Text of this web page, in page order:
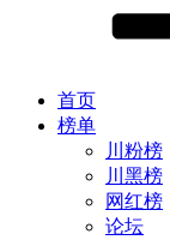
首页
榜单
川粉榜
川黑榜
网红榜
论坛